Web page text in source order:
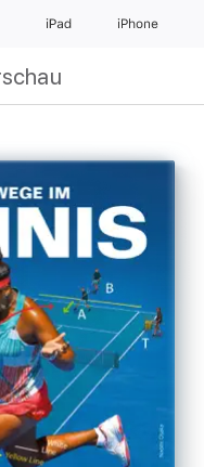
iPad iPhone